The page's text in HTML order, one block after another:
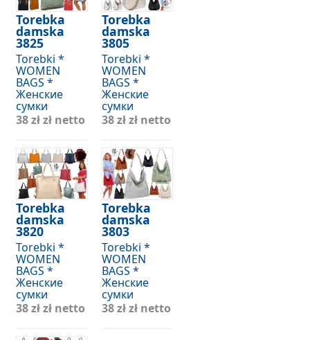
Torebka
damska
3825
Torebki *
WOMEN
BAGS *
Женские
сумки
38 złzł netto
Torebka
damska
3820
Torebki *
WOMEN
BAGS *
Женские
сумки
38 złzł netto
Torebka
damska
3805
Torebki *
WOMEN
BAGS *
Женские
сумки
38 złzł netto
Torebka
damska
3803
Torebki *
WOMEN
BAGS *
Женские
сумки
38 złzł netto